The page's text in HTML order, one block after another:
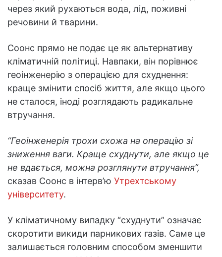
через який рухаються вода, лід, поживні
речовини й тварини.
Соонс прямо не подає це як альтернативу
кліматичній політиці. Навпаки, він порівнює
геоінженерію з операцією для схуднення:
краще змінити спосіб життя, але якщо цього
не сталося, іноді розглядають радикальне
втручання.
“Геоінженерія трохи схожа на операцію зі
зниження ваги. Краще схуднути, але якщо це
не вдається, можна розглянути втручання”,
сказав Соонс в інтерв’ю Утрехтському
університету.
У кліматичному випадку “схуднути” означає
скоротити викиди парникових газів. Саме це
залишається головним способом зменшити